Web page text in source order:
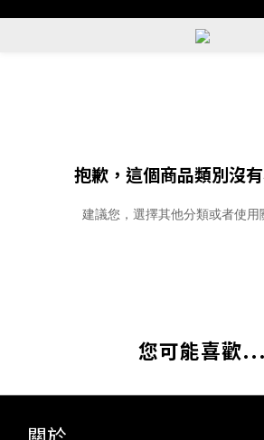
抱歉，這個商品類別沒
建議您，選擇其他分類或者使用
您可能喜歡...